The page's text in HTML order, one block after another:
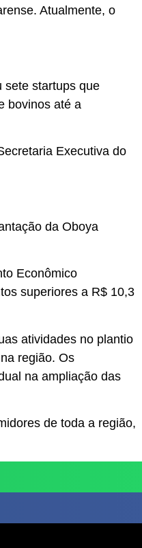
Atualmente, o
sete startups que
bovinos até a
Executiva do
da Oboya
Econômico
superiores a R$ 10,3
atividades no plantio
região. Os
na ampliação das
de toda a região,